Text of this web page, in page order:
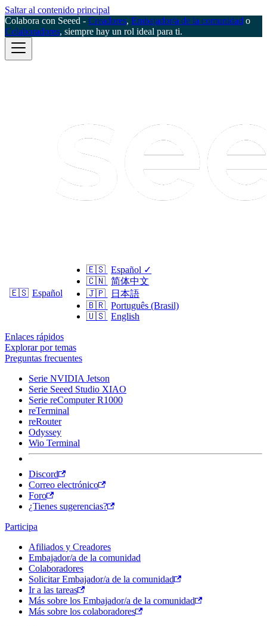
Saltar al contenido principal
Colabora con Seeed - Creadores, Embajador/a de la comunidad o
Colaboradores, siempre hay un rol ideal para ti.
🇪🇸 Español
🇪🇸 Español ✓
🇨🇳 简体中文
🇯🇵
日本語
🇧🇷 Português (Brasil)
🇺🇸 English
Enlaces rápidos
Explorar por temas
Preguntas frecuentes
Serie NVIDIA Jetson
Serie Seeed Studio XIAO
Serie reComputer R1000
reTerminal
reRouter
Odyssey
Wio Terminal
Discord
Correo electrónico
Foro
¿Tienes sugerencias?
Participa
Afiliados y Creadores
Embajador/a de la comunidad
Colaboradores
Solicitar Embajador/a de la comunidad
Ir a las tareas
Más sobre los Embajador/a de la comunidad
Más sobre los colaboradores